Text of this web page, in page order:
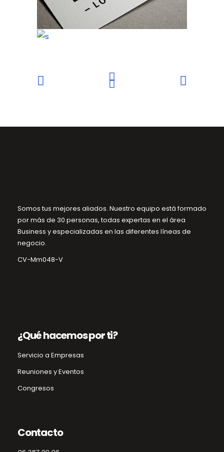
Somos tus mejores aliados. Nuestro equipo está formado
por más de 30 personas, todas expertas en el área
Business y especializadas en las diferentes líneas de
negocio.
CV-Mm048-V
¿Qué hacemos por ti?
Servicio a Empresas
Reuniones y Eventos
Congresos
Contacto